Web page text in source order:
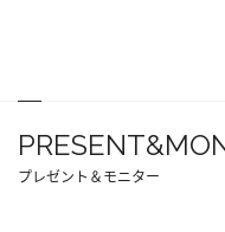
プレゼント＆モニター